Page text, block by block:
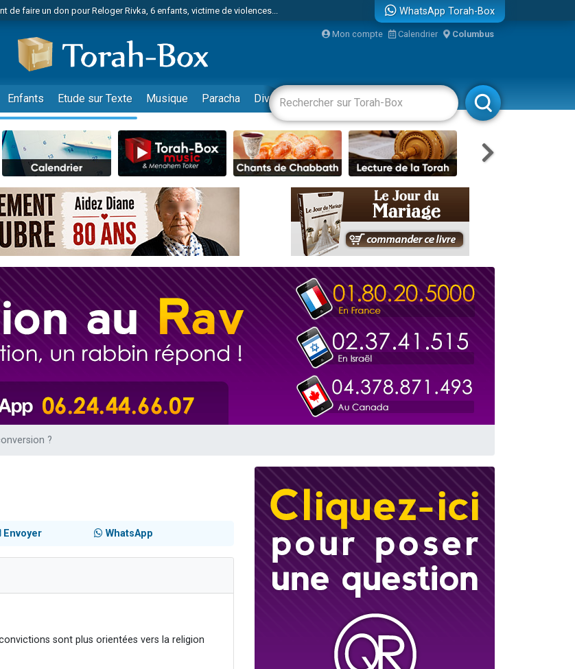
de faire un don pour Reloger Rivka, 6 enfants, victime de violences...
demander une bénédiction
nous rejoindre sur WhatsApp
étudier en groupe sur Zoom
de faire un don pour Diane, 80 ans, dans un appartement insalubre
nous rejoindre sur WhatsApp
nous rejoindre sur WhatsApp
de faire un don pour 5 jours de vacances aux Orphelins
Maasser
nous rejoindre sur WhatsApp
demander une bénédiction
dans Torah-Box Music
de faire un don pour Sauvez la jambe de Yohan
étudier en groupe sur Zoom
nous rejoindre sur WhatsApp
dans Torah-Box Music
nous rejoindre sur WhatsApp
WhatsApp Torah-Box
Mon compte Calendrier Columbus
Enfants Etude sur Texte Musique Paracha Divertissements Livres Rabbanim
?
Envoyer WhatsApp
sont plus orientées vers la religion